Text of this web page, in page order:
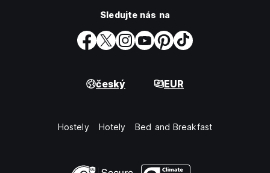
Sledujte nás na
český EUR
Hostely Hotely Bed and Breakfast